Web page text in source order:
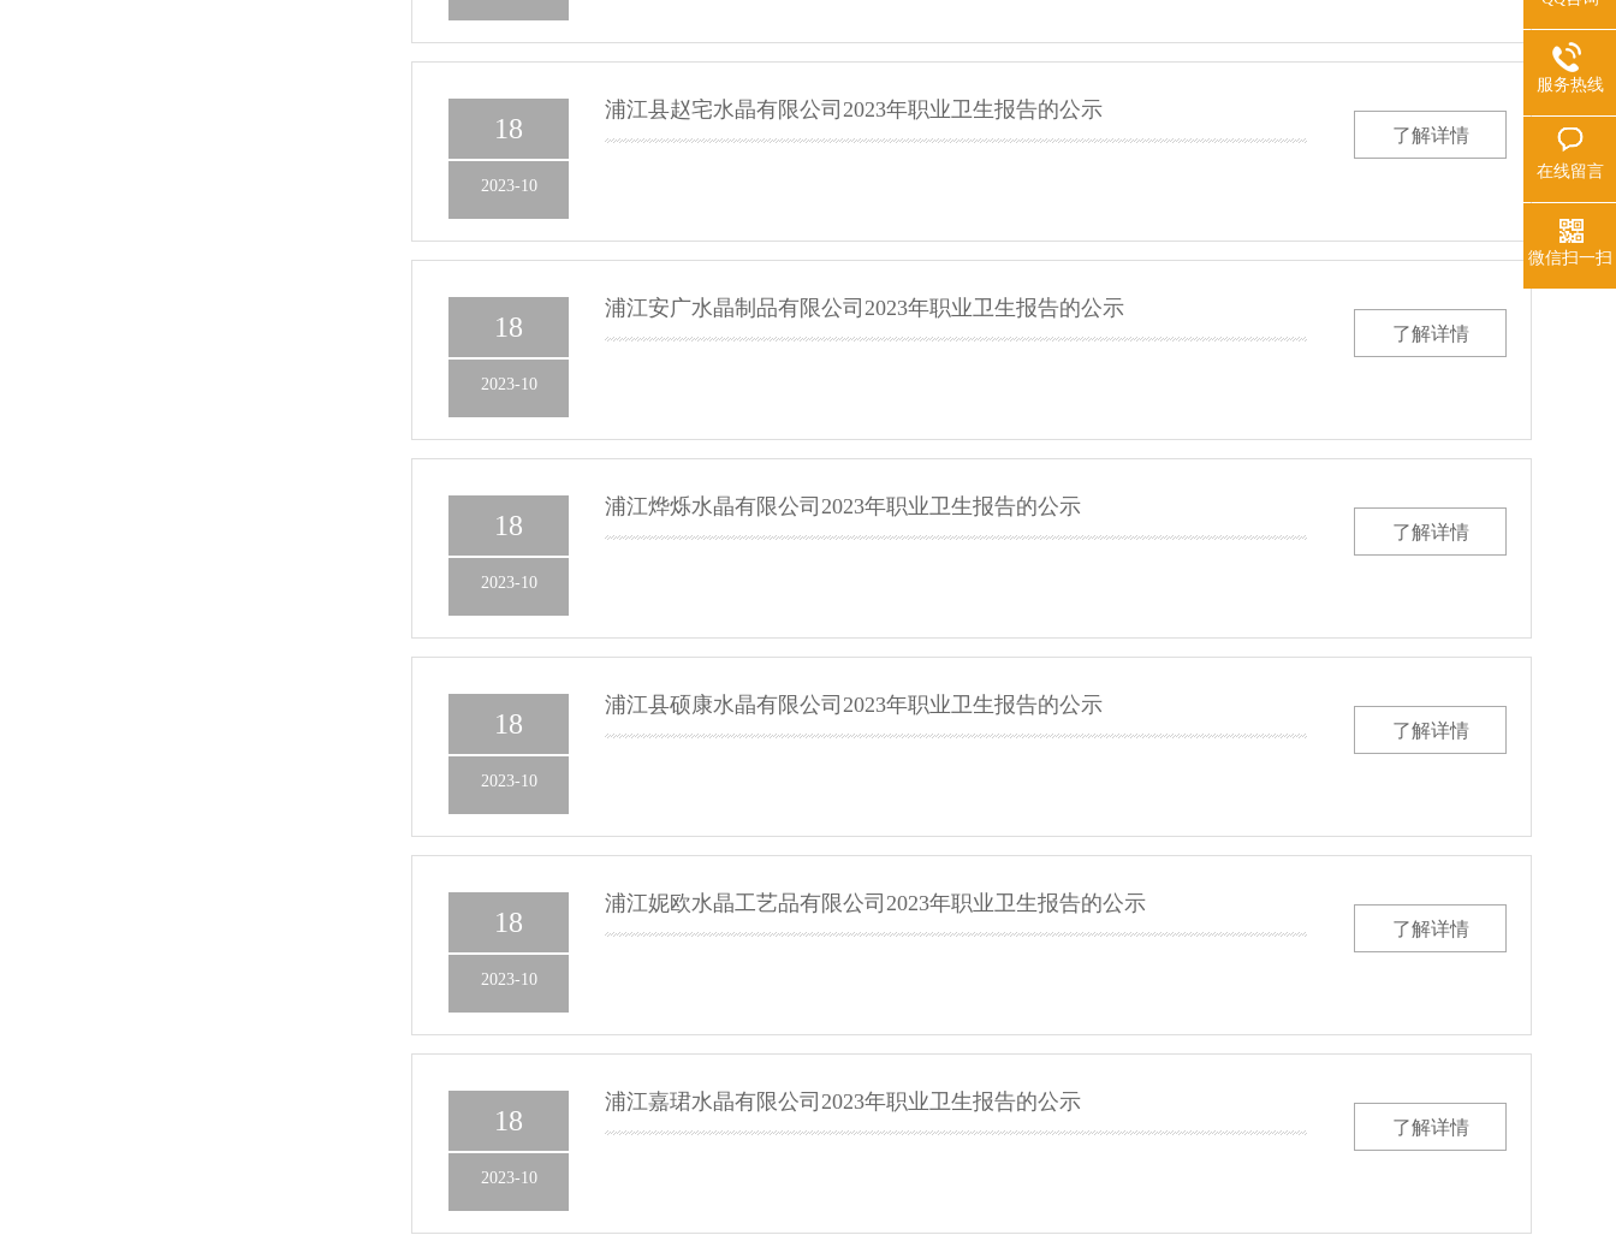
18
2023-10
浦江县赵宅水晶有限公司2023年职业卫生报告的公示
了解详情
18
2023-10
浦江安广水晶制品有限公司2023年职业卫生报告的公示
了解详情
18
2023-10
浦江烨烁水晶有限公司2023年职业卫生报告的公示
了解详情
18
2023-10
浦江县硕康水晶有限公司2023年职业卫生报告的公示
了解详情
18
2023-10
浦江妮欧水晶工艺品有限公司2023年职业卫生报告的公示
了解详情
18
2023-10
浦江嘉珺水晶有限公司2023年职业卫生报告的公示
了解详情
服务热线
在线留言
微信扫一扫